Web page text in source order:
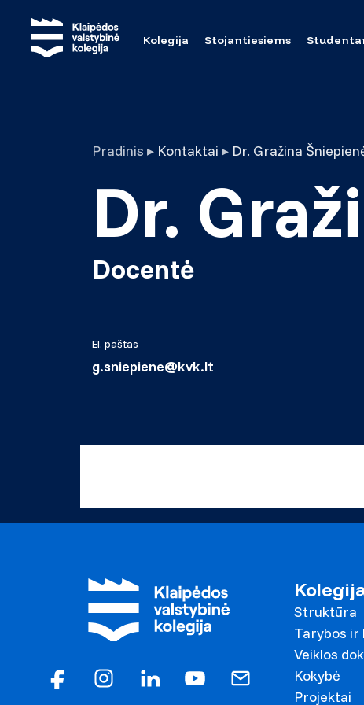
Kolegija Stojantiesiems
Pradinis ▸ Kontaktai ▸ Dr. Gražina
Dr.
Docentė
El. paštas
g.sniepiene@kvk.lt
Struktūra
Tarybos ir
Veiklos
Kokybė
Projektai